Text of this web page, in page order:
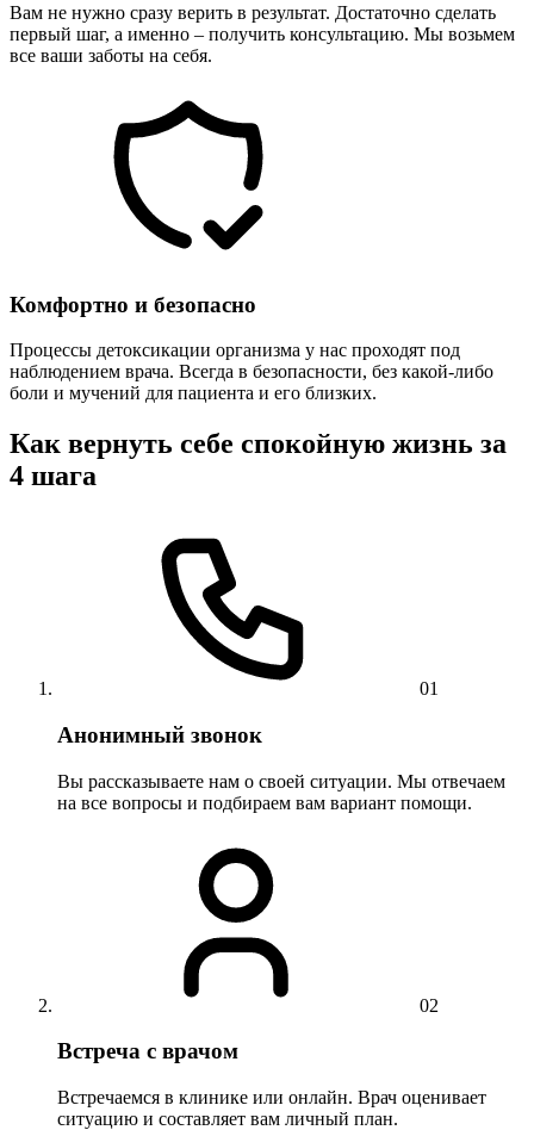
Вам не нужно сразу верить в результат. Достаточно сделать
первый шаг, а именно – получить консультацию. Мы возьмем
все ваши заботы на себя.
Комфортно и безопасно
Процессы детоксикации организма у нас проходят под
наблюдением врача. Всегда в безопасности, без какой-либо
боли и мучений для пациента и его близких.
Как вернуть себе спокойную жизнь за
4 шага
01
Анонимный звонок
Вы рассказываете нам о своей ситуации. Мы отвечаем
на все вопросы и подбираем вам вариант помощи.
02
Встреча с врачом
Встречаемся в клинике или онлайн. Врач оценивает
ситуацию и составляет вам личный план.